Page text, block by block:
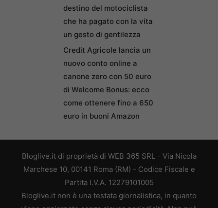
destino del motociclista
che ha pagato con la vita
un gesto di gentilezza
Credit Agricole lancia un
nuovo conto online a
canone zero con 50 euro
di Welcome Bonus: ecco
come ottenere fino a 650
euro in buoni Amazon
Bloglive.it di proprietà di WEB 365 SRL - Via Nicola
Marchese 10, 00141 Roma (RM) - Codice Fiscale e
Partita I.V.A. 12279101005
Bloglive.it non è una testata giornalistica, in quanto